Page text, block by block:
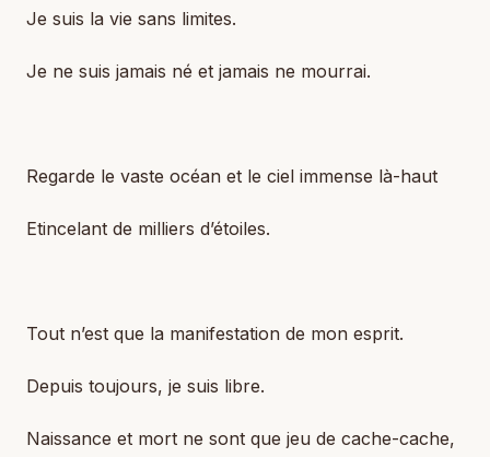
Je suis la vie sans limites.
Je ne suis jamais né et jamais ne mourrai.
Regarde le vaste océan et le ciel immense là-haut
Etincelant de milliers d’étoiles.
Tout n’est que la manifestation de mon esprit.
Depuis toujours, je suis libre.
Naissance et mort ne sont que jeu de cache-cache,